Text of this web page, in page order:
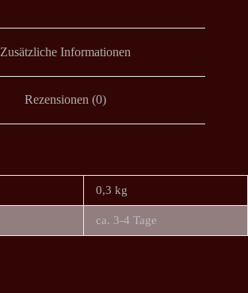
Zusätzliche Informationen
Rezensionen (0)
0,3 kg
ca. 3-4 Tage